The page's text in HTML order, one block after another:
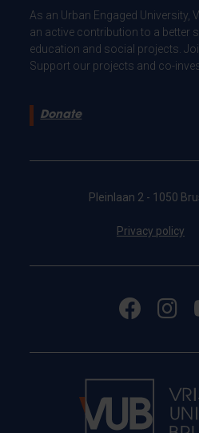
As an Urban Engaged University,
an active contribution to a better
education and social projects.
Support our projects and co-
Donate
Pleinlaan 2 - 1050
Privacy policy